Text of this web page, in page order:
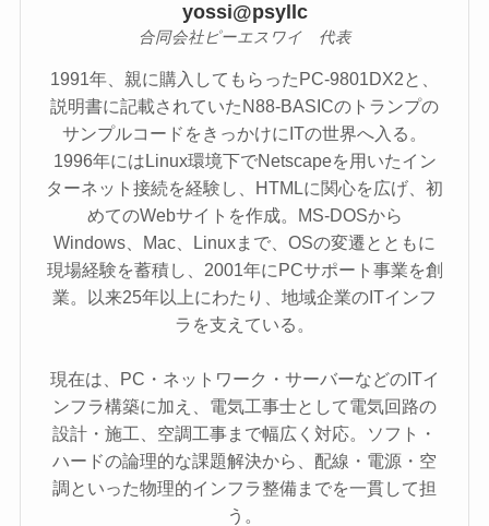
yossi@psyllc
合同会社ピーエスワイ 代表
1991年、親に購入してもらったPC-9801DX2と、
説明書に記載されていたN88-BASICのトランプの
サンプルコードをきっかけにITの世界へ入る。
1996年にはLinux環境下でNetscapeを用いたイン
ターネット接続を経験し、HTMLに関心を広げ、初
めてのWebサイトを作成。MS-DOSから
Windows、Mac、Linuxまで、OSの変遷とともに
現場経験を蓄積し、2001年にPCサポート事業を創
業。以来25年以上にわたり、地域企業のITインフ
ラを支えている。
現在は、PC・ネットワーク・サーバーなどのITイ
ンフラ構築に加え、電気工事士として電気回路の
設計・施工、空調工事まで幅広く対応。ソフト・
ハードの論理的な課題解決から、配線・電源・空
調といった物理的インフラ整備までを一貫して担
う。